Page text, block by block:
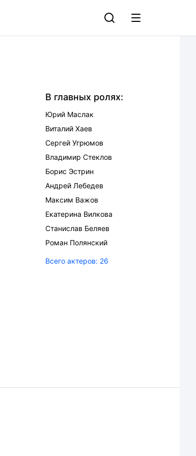
В главных ролях:
Юрий Маслак
Виталий Хаев
Сергей Угрюмов
Владимир Стеклов
Борис Эстрин
Андрей Лебедев
Максим Важов
Екатерина Вилкова
Станислав Беляев
Роман Полянский
Всего актеров: 26